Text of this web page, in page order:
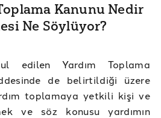
Kanunu Nedir
Ne Söylüyor?
edilen Yardım Toplama
de belirtildiği üzere
toplamaya yetkili kişi ve
ve söz konusu yardımın